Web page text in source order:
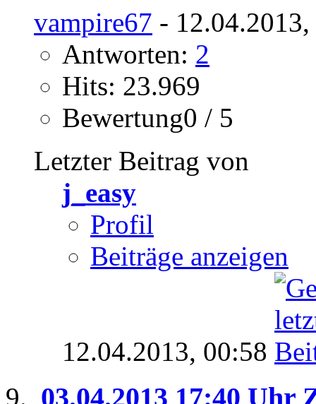
vampire67 -
Antworten: 2
Hits: 23.969
Bewertung0 / 5
Letzter Beitrag von
j_easy
Profil
Beiträge anzeigen
12.04.2013, 00:58
03.04.2013 17:40 Uhr